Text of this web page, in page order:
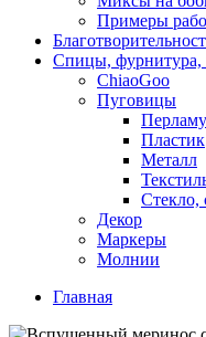
Примеры
Спицы, фурнитура,
ChiaoGoo
Пуговицы
Пластик
Металл
Стекло,
Декор
Маркеры
Молнии
Главная